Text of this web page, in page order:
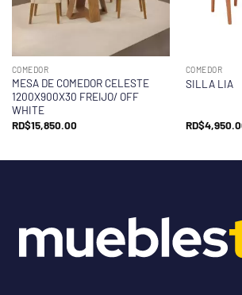
COMEDOR
MESA DE COMEDOR CELESTE
1200X900X30 FREIJO/ OFF
WHITE
RD$15,850.00
COMEDOR
SILLA LIA
RD$